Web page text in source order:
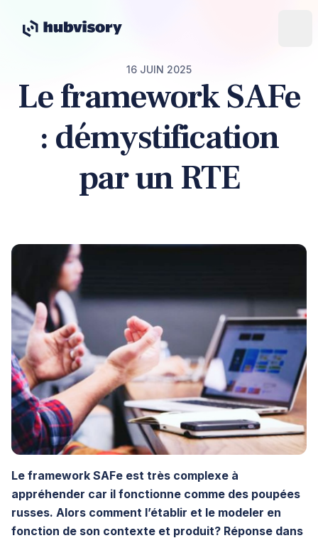
16 JUIN 2025
Le framework SAFe
: démystification
par un RTE
Le framework SAFe est très complexe à
appréhender car il fonctionne comme des poupées
russes. Alors comment l’établir et le modeler en
fonction de son contexte et produit? Réponse dans